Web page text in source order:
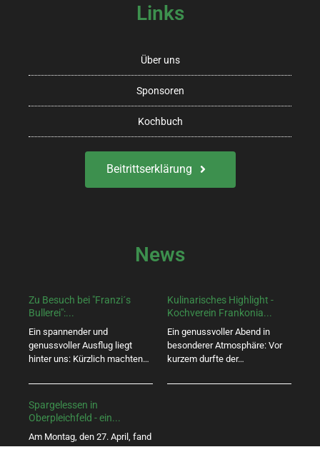
Links
Über uns
Sponsoren
Kochbuch
Beitrittserklärung
News
Zu Besuch bei "Franzi´s
Bullerei":...
Ein spannender und
genussvoller Ausflug liegt
hinter uns: Kürzlich machten…
Kulinarisches Highlight -
Kochverein Frankonia...
Ein genussvoller Abend in
besonderer Atmosphäre: Vor
kurzem durfte der…
Spargelessen in
Oberpleichfeld - ein...
Am Montag, den 27. April, fand